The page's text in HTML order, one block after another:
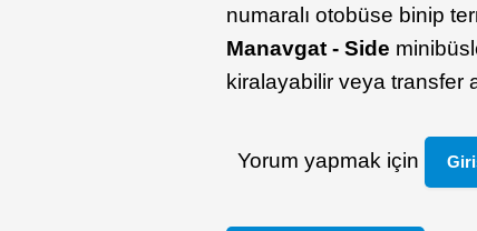
numaralı otobüse binip
Manavgat - Side
kiralayabilir veya transfer
Yorum yapmak için